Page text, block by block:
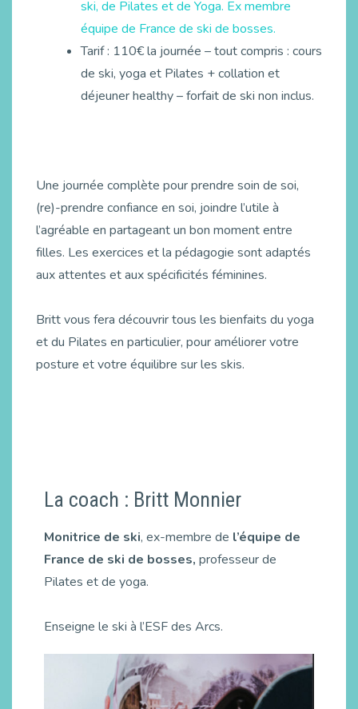
ski, de Pilates et de Yoga. Ex membre
équipe de France de ski de bosses.
Tarif : 110€ la journée – tout compris : cours
de ski, yoga et Pilates + collation et
déjeuner healthy – forfait de ski non inclus.
Une journée complète pour prendre soin de soi,
(re)-prendre confiance en soi, joindre l’utile à
l’agréable en partageant un bon moment entre
filles. Les exercices et la pédagogie sont adaptés
aux attentes et aux spécificités féminines.
Britt vous fera découvrir tous les bienfaits du yoga
et du Pilates en particulier, pour améliorer votre
posture et votre équilibre sur les skis.
La coach : Britt Monnier
Monitrice de ski, ex-membre de l’équipe de
France de ski de bosses, professeur de
Pilates et de yoga.
Enseigne le ski à l’ESF des Arcs.